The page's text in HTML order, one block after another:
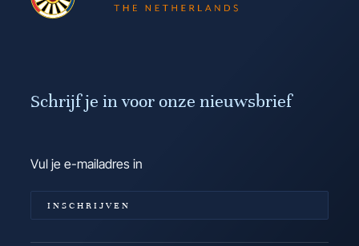
Schrijf je in voor onze nieuwsbrief
INSCHRIJVEN